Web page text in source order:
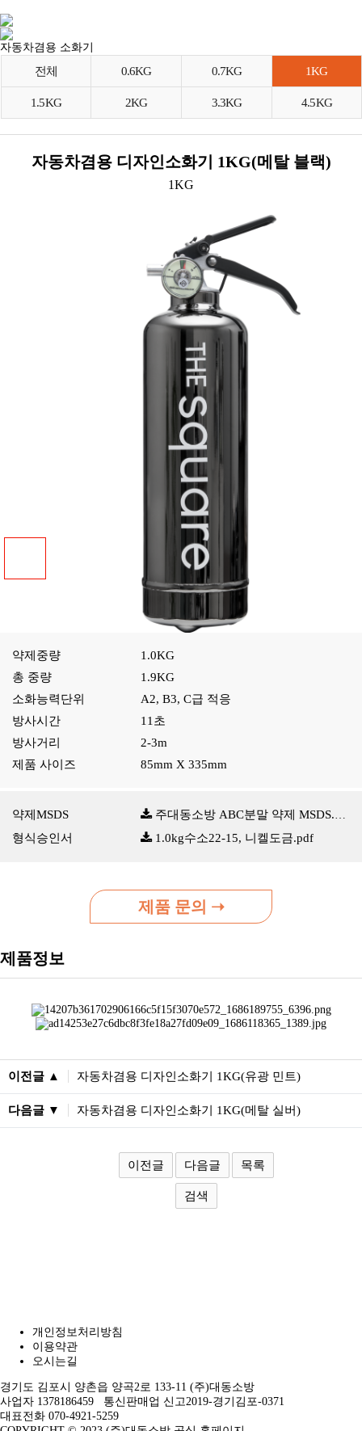
자동차겸용 소화기
전체 0.6KG 0.7KG 1KG
1.5KG 2KG 3.3KG 4.5KG
자동차겸용 디자인소화기 1KG(메탈 블랙)
1KG
약제중량
1.0KG
총 중량
1.9KG
소화능력단위
A2, B3, C급 적응
방사시간
11초
방사거리
2-3m
제품 사이즈
85mm X 335mm
약제MSDS
주대동소방 ABC분말 약제 MSDS.pdf
형식승인서
1.0kg수소22-15, 니켈도금.pdf
제품 문의 ➝
제품정보
이전글 ▲ 자동차겸용 디자인소화기 1KG(유광 민트)
다음글 ▼ 자동차겸용 디자인소화기 1KG(메탈 실버)
이전글 다음글 목록
검색
개인정보처리방침
이용약관
오시는길
경기도 김포시 양촌읍 양곡2로 133-11 (주)대동소방
사업자 1378186459 통신판매업 신고2019-경기김포-0371
대표전화 070-4921-5259